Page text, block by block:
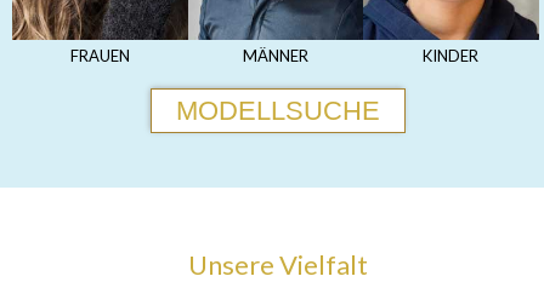
FRAUEN MÄNNER KINDER
MODELLSUCHE
Unsere Vielfalt